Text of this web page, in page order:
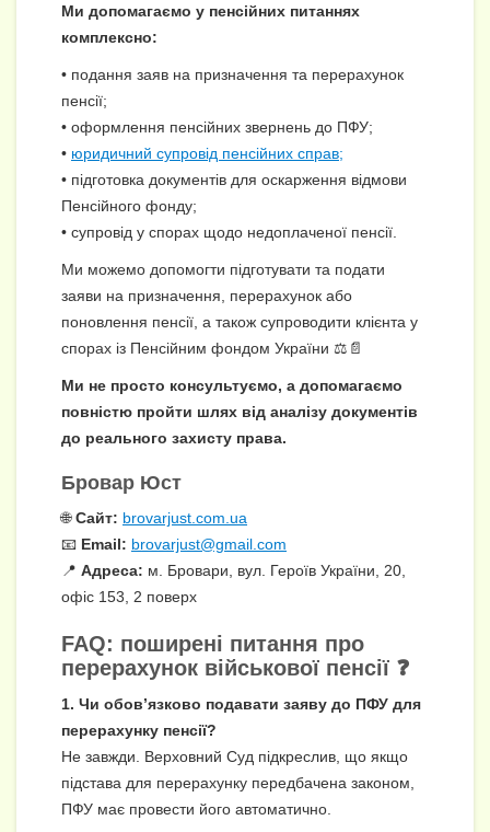
Ми допомагаємо у пенсійних питаннях
комплексно:
• подання заяв на призначення та перерахунок
пенсії;
• оформлення пенсійних звернень до ПФУ;
• юридичний супровід пенсійних справ;
• підготовка документів для оскарження відмови
Пенсійного фонду;
• супровід у спорах щодо недоплаченої пенсії.
Ми можемо допомогти підготувати та подати
заяви на призначення, перерахунок або
поновлення пенсії, а також супроводити клієнта у
спорах із Пенсійним фондом України ⚖️📄
Ми не просто консультуємо, а допомагаємо
повністю пройти шлях від аналізу документів
до реального захисту права.
Бровар Юст
🌐Сайт: brovarjust.com.ua
📧 Email: brovarjust@gmail.com
📍 Адреса: м. Бровари, вул. Героїв України, 20,
офіс 153, 2 поверх
FAQ: поширені питання про
перерахунок військової пенсії ❓
1. Чи обов’язково подавати заяву до ПФУ для
перерахунку пенсії?
Не завжди. Верховний Суд підкреслив, що якщо
підстава для перерахунку передбачена законом,
ПФУ має провести його автоматично.